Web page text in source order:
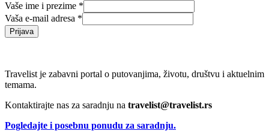
Vaše ime i prezime *
Vaša e-mail adresa *
Prijava
Travelist je zabavni portal o putovanjima, životu, društvu i aktuelnim
temama.
Kontaktirajte nas za saradnju na travelist@travelist.rs
Pogledajte i posebnu ponudu za saradnju.